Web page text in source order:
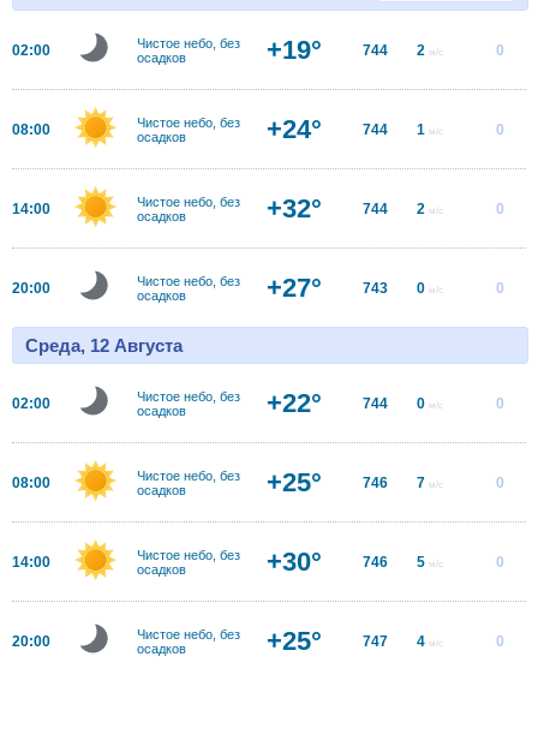
02:00
Чистое небо, без
осадков
+19° 744 2 м/с 0
08:00
Чистое небо, без
осадков
+24° 744 1 м/с 0
14:00
Чистое небо, без
осадков
+32° 744 2 м/с 0
20:00
Чистое небо, без
осадков
+27° 743 0 м/с 0
Среда, 12 Августа
02:00
Чистое небо, без
осадков
+22° 744 0 м/с 0
08:00
Чистое небо, без
осадков
+25° 746 7 м/с 0
14:00
Чистое небо, без
осадков
+30° 746 5 м/с 0
20:00
Чистое небо, без
осадков
+25° 747 4 м/с 0